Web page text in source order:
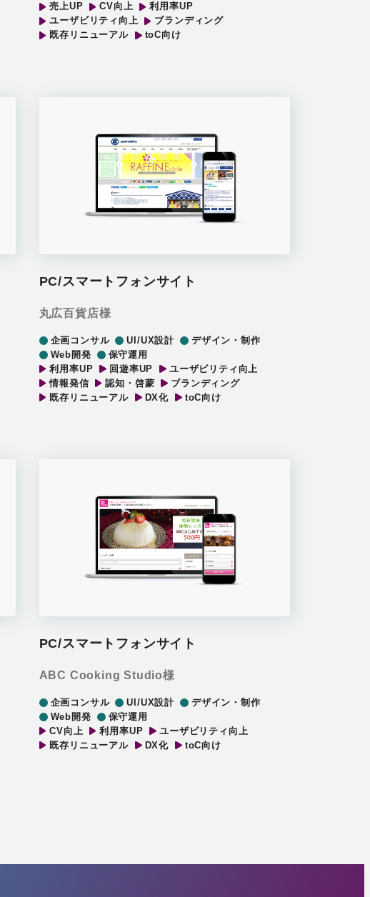
売上UP
CV向上
利用率UP
ユーザビリティ向上
ブランディング
既存リニューアル
toC向け
PC/スマートフォンサイト
丸広百貨店様
企画コンサル UI/UX設計
デザイン・制作
Web開発
保守運用
利用率UP
回遊率UP
ユーザビリティ向上
情報発信
認知・啓蒙
ブランディング
既存リニューアル
DX化 toC向け
PC/スマートフォンサイト
ABC Cooking Studio様
企画コンサル UI/UX設計
デザイン・制作
Web開発
保守運用
CV向上
利用率UP
ユーザビリティ向上
既存リニューアル
DX化 toC向け